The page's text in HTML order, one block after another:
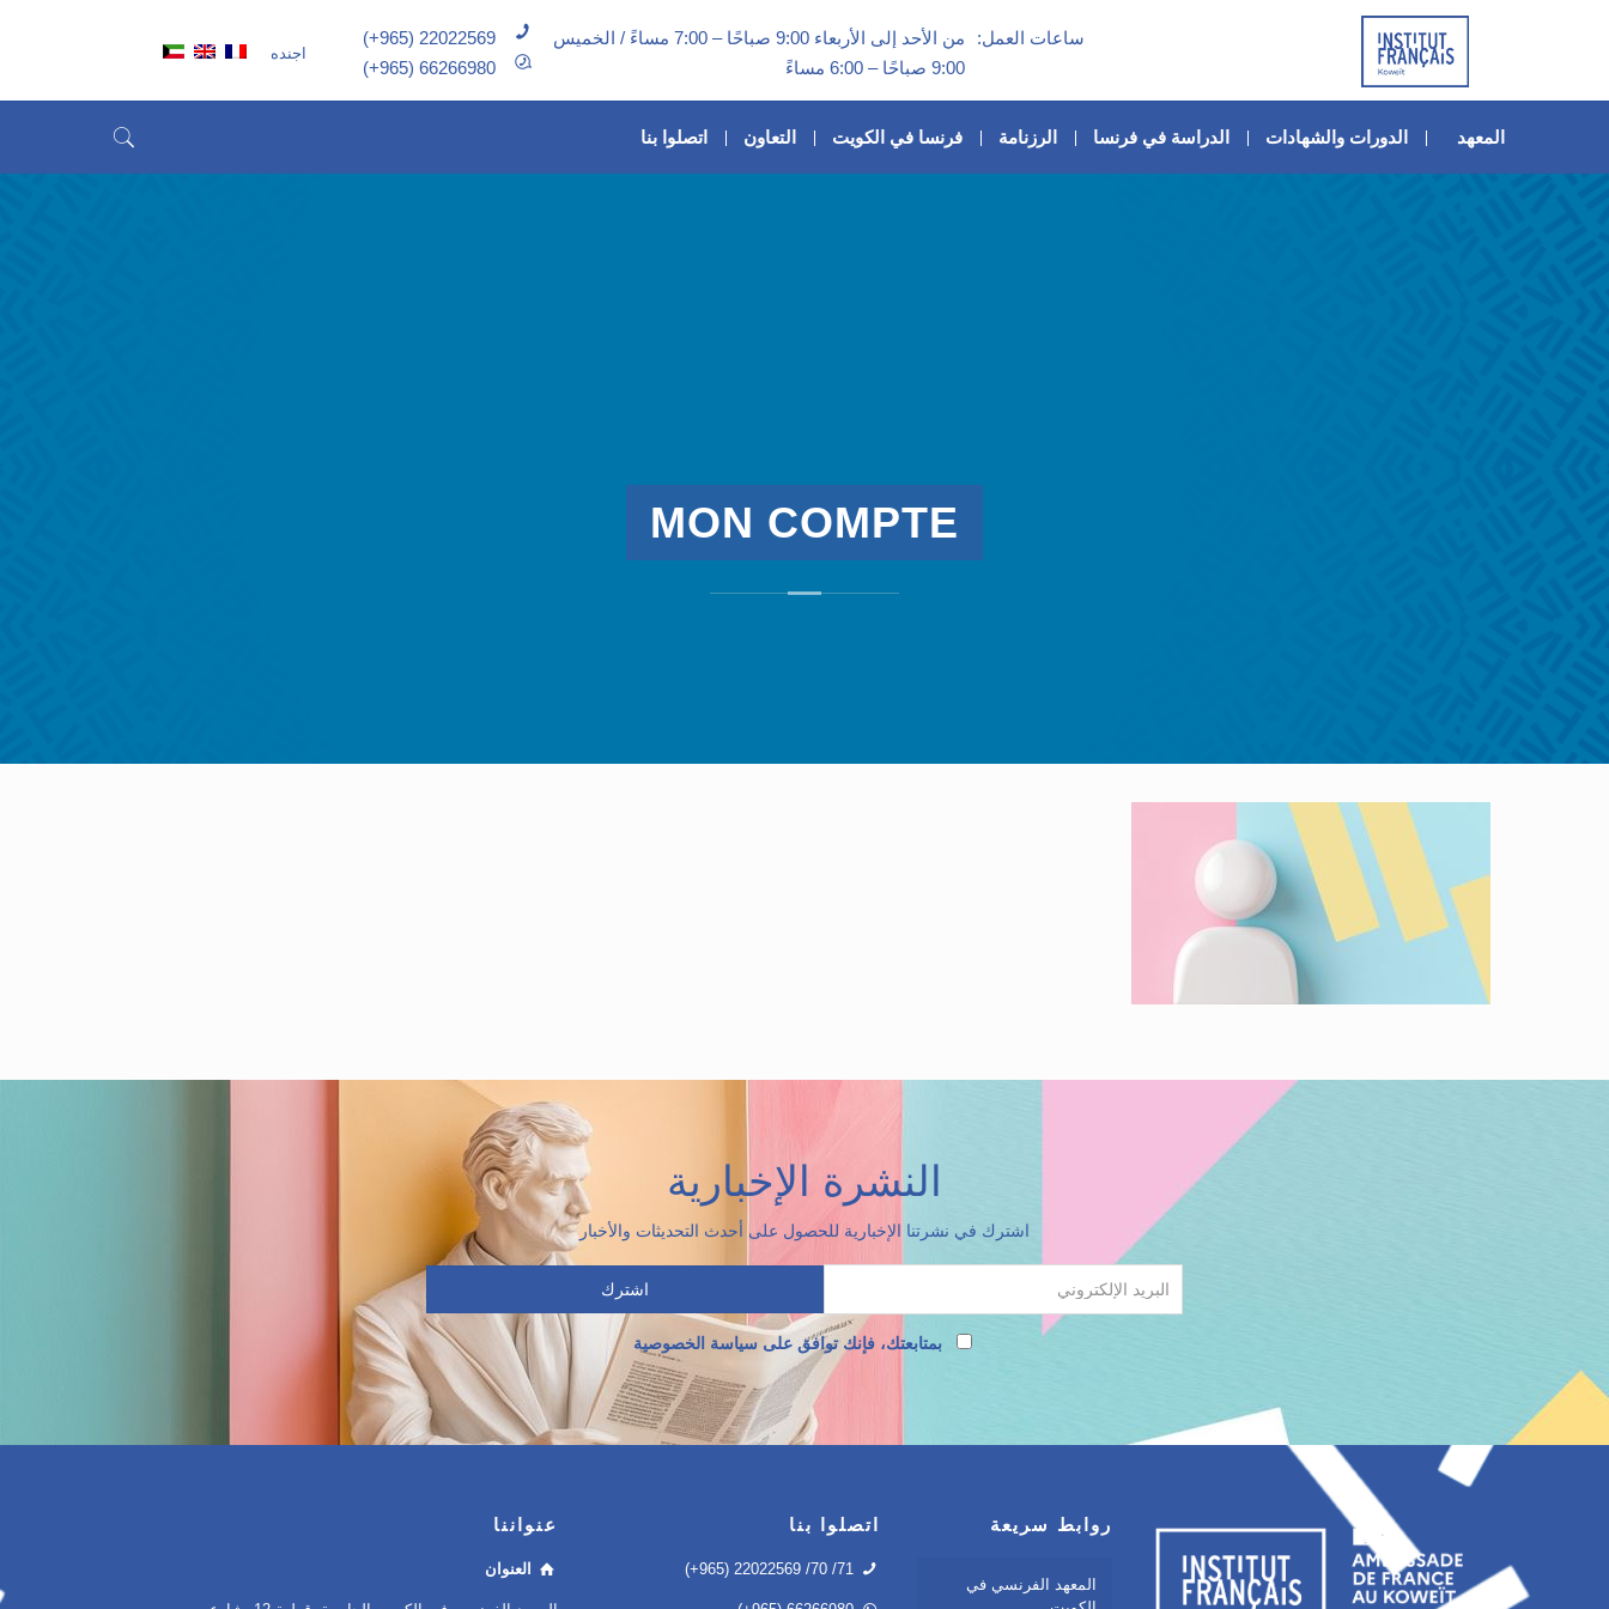
ساعات العمل:
من الأحد إلى الأربعاء 9:00 صباحًا – 7:00 مساءً / الخميس
9:00 صباحًا – 6:00 مساءً
(+965) 22022569
(+965) 66266980
اجنده
المعهد الدورات والشهادات الدراسة في فرنسا الرزنامة فرنسا في الكويت التعاون اتصلوا بنا
MON COMPTE
النشرة الإخبارية
اشترك في نشرتنا الإخبارية للحصول على أحدث التحديثات والأخبار
بمتابعتك، فإنك توافق على سياسة الخصوصية
روابط سريعة
المعهد الفرنسي في
اتصلوا بنا
(+965) 22022569 /70 /71
عنواننا
العنوان